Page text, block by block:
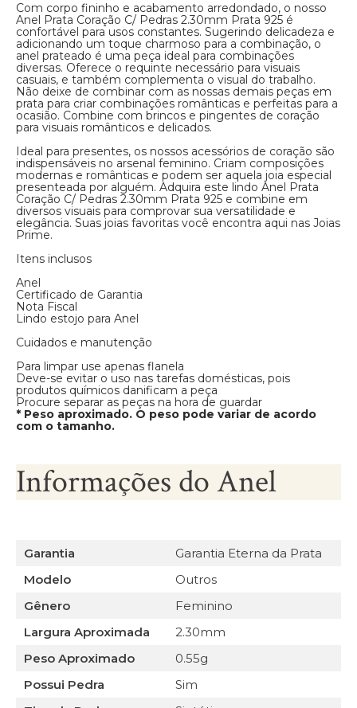
Com corpo fininho e acabamento arredondado, o nosso
Anel Prata Coração C/ Pedras 2.30mm Prata 925 é
confortável para usos constantes. Sugerindo delicadeza e
adicionando um toque charmoso para a combinação, o
anel prateado é uma peça ideal para combinações
diversas. Oferece o requinte necessário para visuais
casuais, e também complementa o visual do trabalho.
Não deixe de combinar com as nossas demais peças em
prata para criar combinações românticas e perfeitas para a
ocasião. Combine com brincos e pingentes de coração
para visuais românticos e delicados.
Ideal para presentes, os nossos acessórios de coração são
indispensáveis no arsenal feminino. Criam composições
modernas e românticas e podem ser aquela joia especial
presenteada por alguém. Adquira este lindo Anel Prata
Coração C/ Pedras 2.30mm Prata 925 e combine em
diversos visuais para comprovar sua versatilidade e
elegância. Suas joias favoritas você encontra aqui nas Joias
Prime.
Itens inclusos
Anel
Certificado de Garantia
Nota Fiscal
Lindo estojo para Anel
Cuidados e manutenção
Para limpar use apenas flanela
Deve-se evitar o uso nas tarefas domésticas, pois
produtos químicos danificam a peça
Procure separar as peças na hora de guardar
* Peso aproximado. O peso pode variar de acordo
com o tamanho.
Informações do Anel
Garantia
Garantia Eterna da Prata
Modelo
Outros
Gênero
Feminino
Largura Aproximada
2.30mm
Peso Aproximado
0.55g
Possui Pedra
Sim